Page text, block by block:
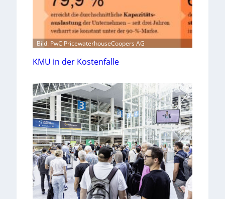
Bild: PwC PricewaterhouseCoopers AG
KMU in der Kostenfalle